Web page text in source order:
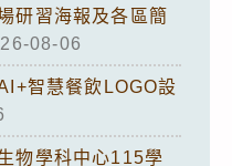
研習海報及各區簡
08-06
智慧餐飲LOGO設
物學科中心115學